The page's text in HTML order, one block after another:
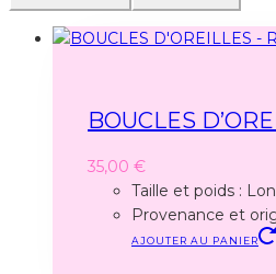
BOUCLES
35,00 €
Taille et poids :
Provenance et
AJOUTER AU PANIER